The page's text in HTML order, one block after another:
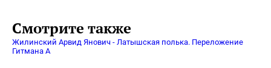
Смотрите также
Жилинский Арвид Янович - Латышская полька. Переложение
Гитмана А